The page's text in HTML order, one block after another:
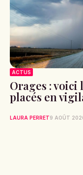
ACTUS
Orages : voici
placés en
LAURA PERRET9 AOÛT